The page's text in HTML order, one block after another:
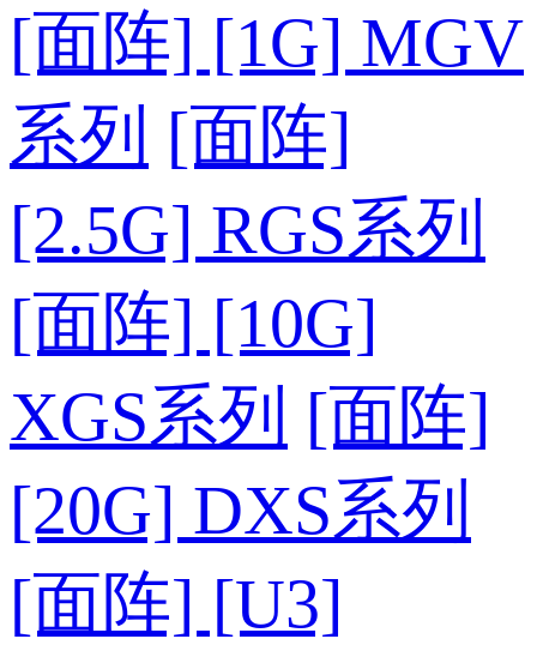
[面阵] [1G] MGV
系列 [面阵]
[2.5G] RGS系列
[面阵] [10G]
XGS系列 [面阵]
[20G] DXS系列
[面阵] [U3]